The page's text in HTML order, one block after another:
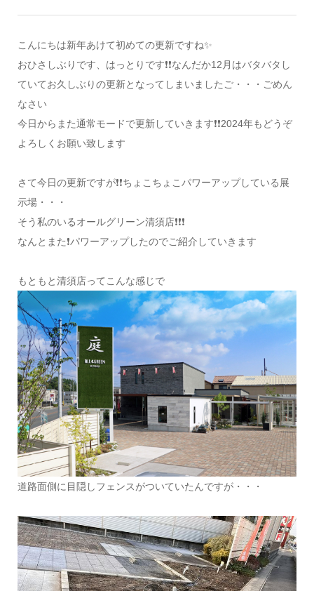
こんにちは新年あけて初めての更新ですね✨
おひさしぶりです、はっとりです❗❗なんだか12月はバタバタし
ていてお久しぶりの更新となってしまいましたご・・・ごめん
なさい
今日からまた通常モードで更新していきます❗❗2024年もどうぞ
よろしくお願い致します
さて今日の更新ですが❗❗ちょこちょこパワーアップしている展
示場・・・
そう私のいるオールグリーン清須店❗❗❗
なんとまた❗パワーアップしたのでご紹介していきます
もともと清須店ってこんな感じで
道路面側に目隠しフェンスがついていたんですが・・・